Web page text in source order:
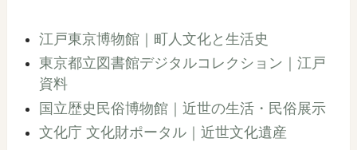
江戸東京博物館｜町人文化と生活史
東京都立図書館デジタルコレクション｜江戸
資料
国立歴史民俗博物館｜近世の生活・民俗展示
文化庁 文化財ポータル｜近世文化遺産